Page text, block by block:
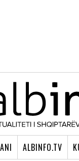
ALBINFO.TV